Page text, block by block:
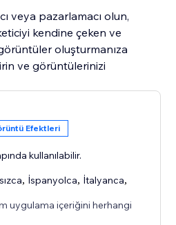
veya pazarlamacı olun,
kendine çeken ve
oluşturmanıza
ve görüntülerinizi
Efektleri
kullanılabilir.
, İspanyolca, İtalyanca,
uygulama içeriğini herhangi